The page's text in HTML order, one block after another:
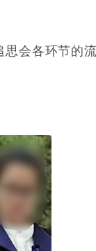
思会各环节的流